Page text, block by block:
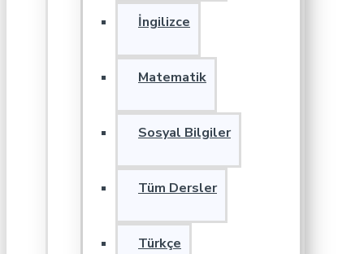
İngilizce
Matematik
Sosyal Bilgiler
Tüm Dersler
Türkçe